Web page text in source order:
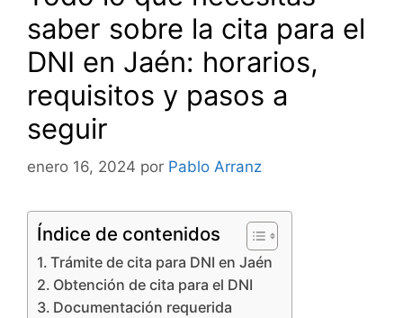
saber sobre la cita para el
DNI en Jaén: horarios,
requisitos y pasos a
seguir
enero 16, 2024 por Pablo Arranz
Índice de contenidos
Trámite de cita para DNI en Jaén
Obtención de cita para el DNI
Documentación requerida